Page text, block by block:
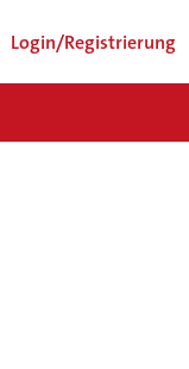
Login/Registrierung